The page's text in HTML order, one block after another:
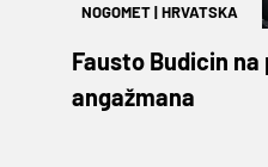
NOGOMET|HRVATSKA
Fausto Budicin
angažmana